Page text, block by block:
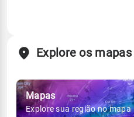
Explore os mapas
Mapas
Explore sua região no mapa